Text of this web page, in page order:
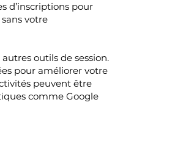
d’inscriptions pour
votre
outils de session.
pour améliorer votre
peuvent être
comme Google